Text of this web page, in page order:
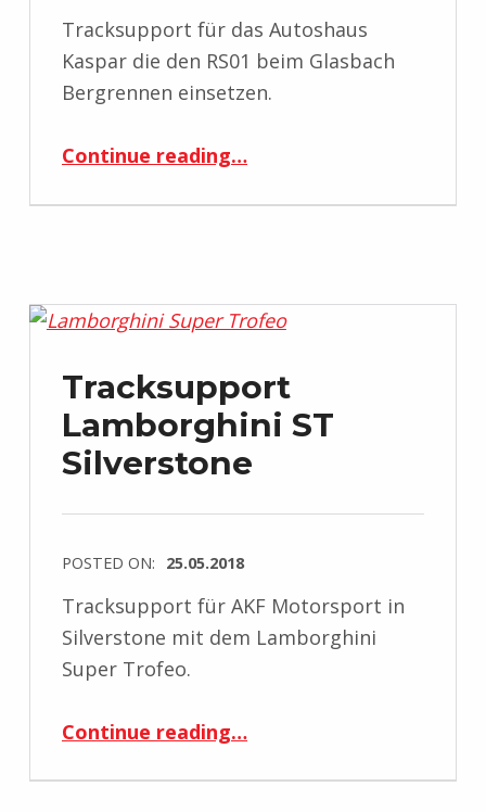
Tracksupport für das Autoshaus
Kaspar die den RS01 beim Glasbach
Bergrennen einsetzen.
Continue reading…
Tracksupport
Lamborghini ST
Silverstone
POSTED ON: 25.05.2018
Tracksupport für AKF Motorsport in
Silverstone mit dem Lamborghini
Super Trofeo.
Continue reading…